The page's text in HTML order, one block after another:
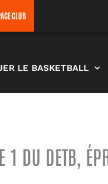
CLUB
LE BASKETBALL
DU DETB,